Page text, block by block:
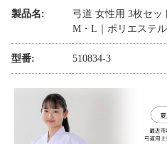
製品名:
弓道 女性用 3枚セッ
M・L｜ポリエステ
型番: 510834-3